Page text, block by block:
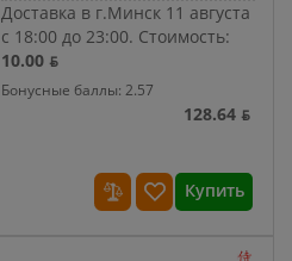
Доставка в г.Минск 11 августа
с 18:00 до 23:00. Стоимость:
10.00 ƃ
Бонусные баллы: 2.57
128.64 ƃ
Купить